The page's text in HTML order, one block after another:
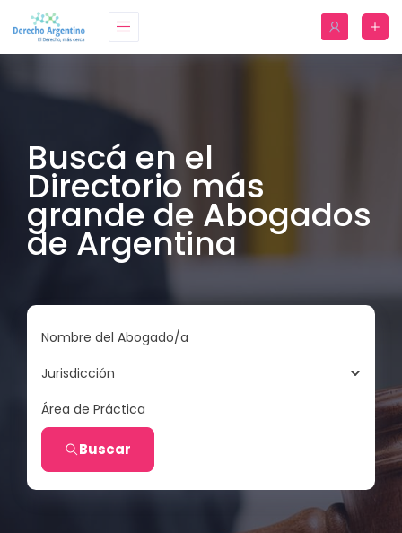
Buscá en el
Directorio más
grande de Abogados
de Argentina
Nombre del Abogado/a
Jurisdicción
Área de Práctica
Buscar